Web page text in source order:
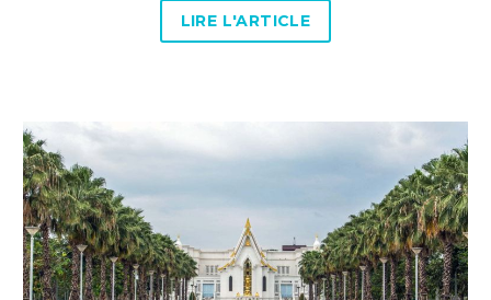
LIRE L'ARTICLE
Wat
Tha
Sung
:
l’incroyable
temple